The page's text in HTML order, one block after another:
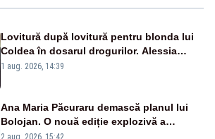
Lovitură după lovitură pentru blonda lui
Coldea în dosarul drogurilor. Alessia
Păcuraru explică decizia magistraților
1 aug. 2026, 14:39
Ana Maria Păcuraru demască planul lui
Bolojan. O nouă ediție explozivă a
emisiunii „Miza Zilei” la Realitatea PLUS
2 aug. 2026, 15:42